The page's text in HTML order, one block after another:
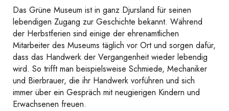
Das Grüne Museum ist in ganz Djursland für seinen
lebendigen Zugang zur Geschichte bekannt. Während
der Herbstferien sind einige der ehrenamtlichen
Mitarbeiter des Museums täglich vor Ort und sorgen dafür,
dass das Handwerk der Vergangenheit wieder lebendig
wird. So trifft man beispielsweise Schmiede, Mechaniker
und Bierbrauer, die ihr Handwerk vorführen und sich
immer über ein Gespräch mit neugierigen Kindern und
Erwachsenen freuen.